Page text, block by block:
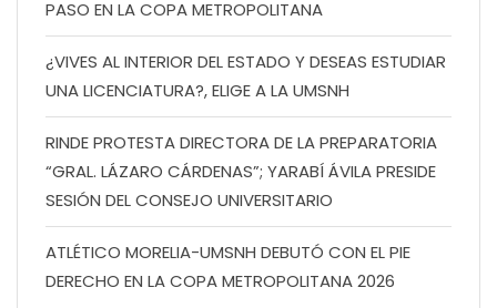
PASO EN LA COPA METROPOLITANA
¿VIVES AL INTERIOR DEL ESTADO Y DESEAS ESTUDIAR
UNA LICENCIATURA?, ELIGE A LA UMSNH
RINDE PROTESTA DIRECTORA DE LA PREPARATORIA
“GRAL. LÁZARO CÁRDENAS”; YARABÍ ÁVILA PRESIDE
SESIÓN DEL CONSEJO UNIVERSITARIO
ATLÉTICO MORELIA-UMSNH DEBUTÓ CON EL PIE
DERECHO EN LA COPA METROPOLITANA 2026